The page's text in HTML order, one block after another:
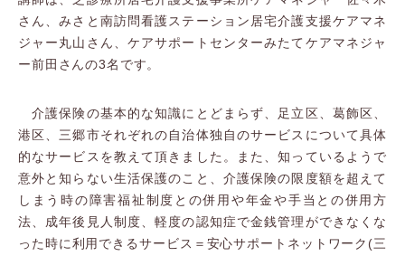
さん、みさと南訪問看護ステーション居宅介護支援ケアマネ
ジャー丸山さん、ケアサポートセンターみたてケアマネジャ
ー前田さんの3名です。
介護保険の基本的な知識にとどまらず、足立区、葛飾区、
港区、三郷市それぞれの自治体独自のサービスについて具体
的なサービスを教えて頂きました。また、知っているようで
意外と知らない生活保護のこと、介護保険の限度額を超えて
しまう時の障害福祉制度との併用や年金や手当との併用方
法、成年後見人制度、軽度の認知症で金銭管理ができなくな
った時に利用できるサービス＝安心サポートネットワーク(三